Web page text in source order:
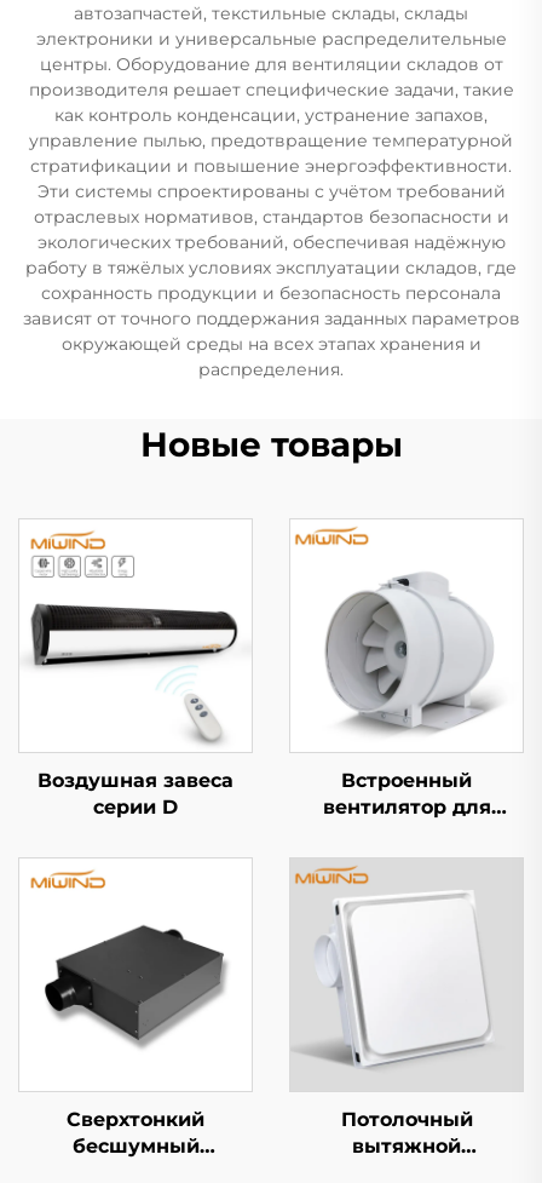
автозапчастей, текстильные склады, склады
электроники и универсальные распределительные
центры. Оборудование для вентиляции складов от
производителя решает специфические задачи, такие
как контроль конденсации, устранение запахов,
управление пылью, предотвращение температурной
стратификации и повышение энергоэффективности.
Эти системы спроектированы с учётом требований
отраслевых нормативов, стандартов безопасности и
экологических требований, обеспечивая надёжную
работу в тяжёлых условиях эксплуатации складов, где
сохранность продукции и безопасность персонала
зависят от точного поддержания заданных параметров
окружающей среды на всех этапах хранения и
распределения.
Новые товары
Воздушная завеса
серии D
Встроенный
вентилятор для
Сверхтонкий
бесшумный
Потолочный
вытяжной